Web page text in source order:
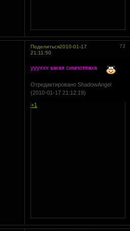
Поделиться 73
2010-01-17
21:11:50
уууххх какая симпотяжка
Отредактировано ShadowAngel
(2010-01-17 21:12:19)
+1